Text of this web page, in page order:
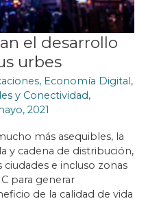
el desarrollo
urbes
, Economía Digital,
y Conectividad,
2021
más asequibles, la
y cadena de distribución,
e incluso zonas
para generar
de la calidad de vida